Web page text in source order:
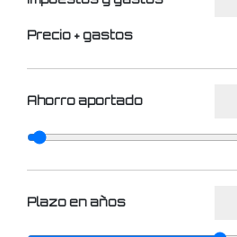
Precio + gastos
Ahorro aportado
Plazo en años